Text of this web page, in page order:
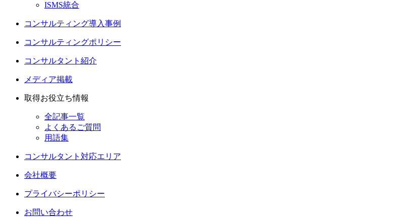
ISMS統合
コンサルティング導入事例
コンサルティングポリシー
コンサルタント紹介
メディア掲載
取得お役立ち情報
全記事一覧
よくあるご質問
用語集
コンサルタント対応エリア
会社概要
プライバシーポリシー
お問い合わせ